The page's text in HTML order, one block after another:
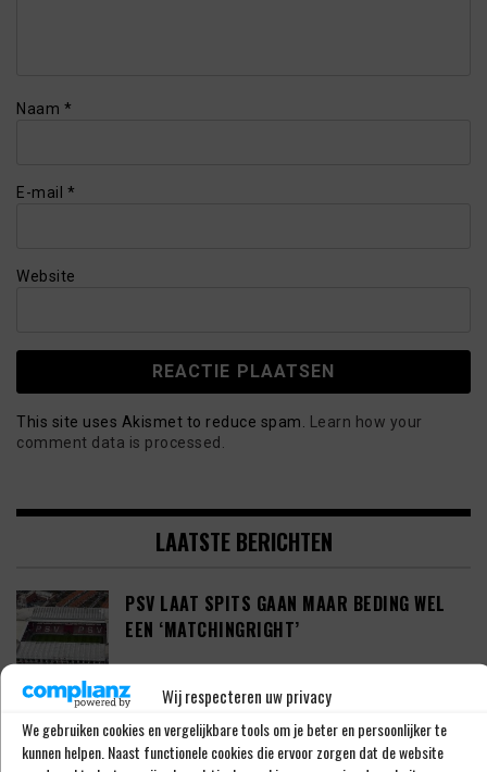
Wij respecteren uw privacy
We gebruiken cookies en vergelijkbare tools om je beter en persoonlijker te
kunnen helpen. Naast functionele cookies die ervoor zorgen dat de website
Naam *
E-mail *
Website
This site uses Akismet to reduce spam.
Learn how your
comment data is processed.
LAATSTE BERICHTEN
PSV LAAT SPITS GAAN MAAR BEDING WEL
EEN ‘MATCHINGRIGHT’
‘PSV IN ONDERHANDELING MET HET
SCHOTSE RANGERS FC’